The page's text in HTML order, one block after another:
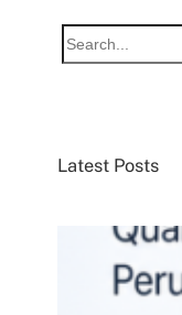
S
e
h
Latest Posts